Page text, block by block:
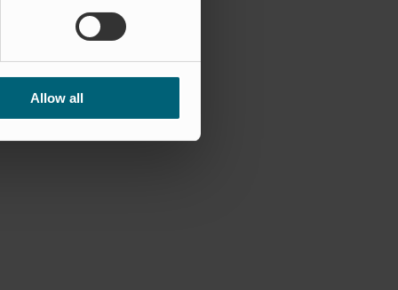
Allow all